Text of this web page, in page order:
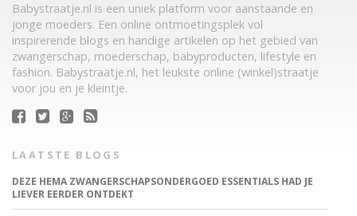
Babystraatje.nl is een uniek platform voor aanstaande en
jonge moeders. Een online ontmoetingsplek vol
inspirerende blogs en handige artikelen op het gebied van
zwangerschap, moederschap, babyproducten, lifestyle en
fashion. Babystraatje.nl, het leukste online (winkel)straatje
voor jou en je kleintje.
LAATSTE BLOGS
DEZE HEMA ZWANGERSCHAPSONDERGOED ESSENTIALS HAD JE
LIEVER EERDER ONTDEKT